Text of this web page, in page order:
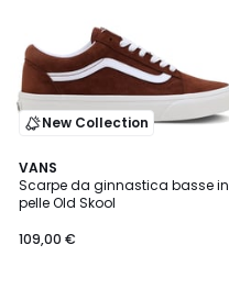
New Collection
VANS
Scarpe da ginnastica basse in
pelle Old Skool
109,00 €